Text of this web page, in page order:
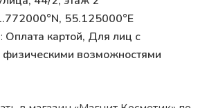
55.125000°E
Оплата картой, Для лиц с
возможностями